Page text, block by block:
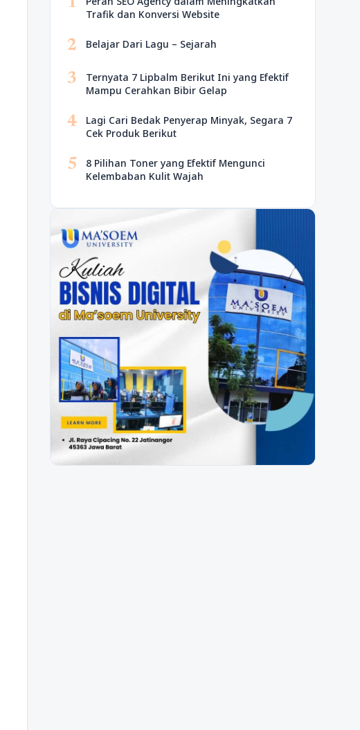
Trafik dan Konversi Website
2 Belajar Dari Lagu – Sejarah
3
Ternyata 7 Lipbalm Berikut Ini yang Efektif
Mampu Cerahkan Bibir Gelap
4
Lagi Cari Bedak Penyerap Minyak, Segara 7
Cek Produk Berikut
5
8 Pilihan Toner yang Efektif Mengunci
Kelembaban Kulit Wajah